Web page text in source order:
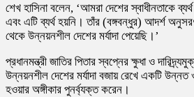
শেখ হাসিনা বলেন, ‘আমরা দেশের স্বাধীনতাকে
এবং এটি ব্যর্থ হয়নি। তাঁর (বঙ্গবন্ধুর) আদর্শ
থেকে উন্নয়নশীল দেশের মর্যাদা পেয়েছি।’
প্রধানমন্ত্রী জাতির পিতার স্বপ্নের ক্ষুধা ও
উন্নয়নশীল দেশের মর্যাদা বজায় রেখে একটি
হওয়ার অঙ্গীকার পুনর্ব্যক্ত করেন।